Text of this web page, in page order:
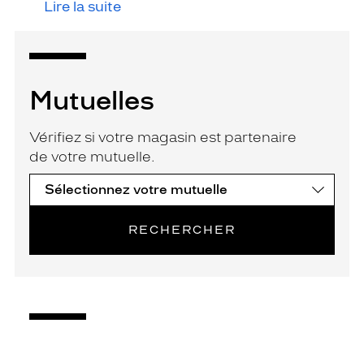
Lire la suite
Mutuelles
Vérifiez si votre magasin est partenaire
de votre mutuelle.
RECHERCHER